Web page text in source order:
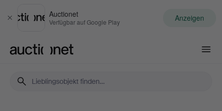
Schließen
Auctionet
Verfügbar auf Google Play Anzeigen